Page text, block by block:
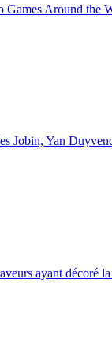
Games Around the
Jobin, Yan
ayant décoré